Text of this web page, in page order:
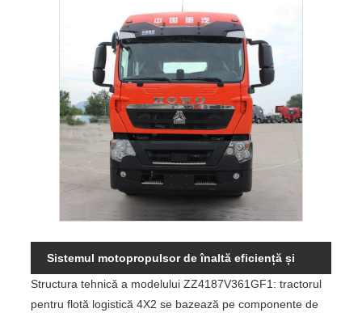
Sistemul motopropulsor de înaltă eficiență și
ingineria motoarelor
Structura tehnică a modelului ZZ4187V361GF1: tractorul
pentru flotă logistică 4X2 se bazează pe componente de